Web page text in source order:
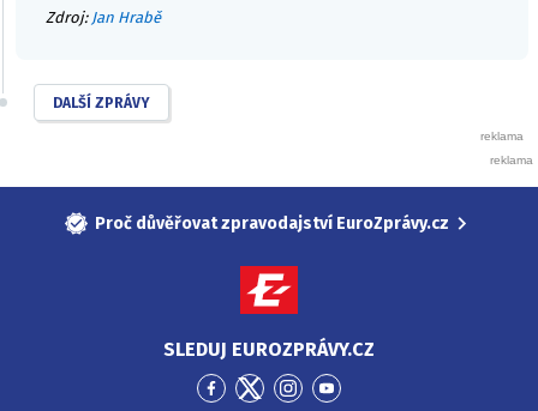
Zdroj: Jan Hrabě
DALŠÍ ZPRÁVY
Proč důvěřovat zpravodajství EuroZprávy.cz
SLEDUJ EUROZPRÁVY.CZ
PřejítPřejítPřejítPřejít